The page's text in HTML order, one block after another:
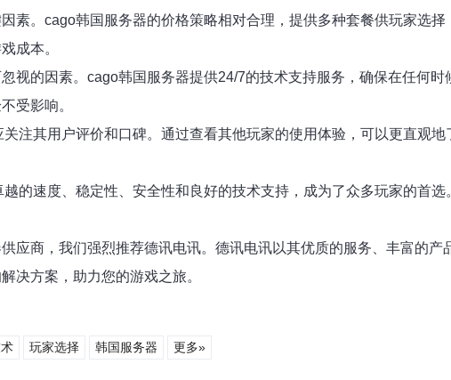
素。cago韩国服务器的价格策略相对合理，提供多种套餐供玩家选
成本。
视的因素。cago韩国服务器提供24/7的技术支持服务，确保在任何
受影响。
注其用户评价和口碑。通过查看其他玩家的使用体验，可以更直观
的速度、稳定性、安全性和良好的技术支持，成为了众多玩家的首
应商，我们强烈推荐德讯电讯。德讯电讯以其优质的服务、丰富的
决方案，助力您的游戏之旅。
玩家选择 韩国服务器 更多»